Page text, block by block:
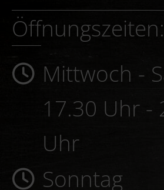
Öffnungszeiten:
Mittwoch -
17.30 Uhr -
Uhr